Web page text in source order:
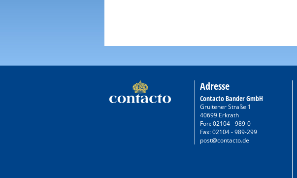
Adresse
Contacto Bander GmbH
Gruitener Straße 1
40699 Erkrath
Fon: 02104 - 989-0
Fax: 02104 - 989-299
post@contacto.de